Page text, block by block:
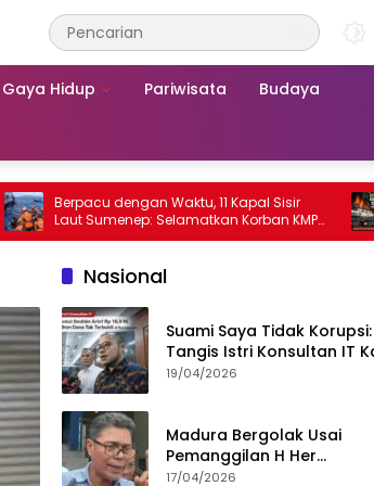
Gaya Hidup Pariwisata Budaya
Berpacu dengan Waktu, 11 Kapal Sisir
Laut Sumenep: Selamatkan Korban KMP
Mutiara Sentosa 2
Nasional
Suami Saya Tidak Korupsi:
Tangis Istri Konsultan IT
Nadiem Dituntut 22,5 Tahun
19/04/2026
Madura Bergolak Usai
Pemanggilan H Her
Pamekasan, Faizal Assegaf
17/04/2026